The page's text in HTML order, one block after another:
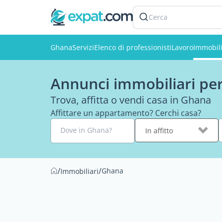
Cerca
GhanaServiziElenco di professionistiLavoro
Annunci immobiliari
Trova, affitta o vendi casa in Ghana
Affittare un appartamento? Cerchi casa?
Dove in Ghana? In affitto
/Immobiliari/Ghana